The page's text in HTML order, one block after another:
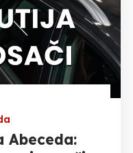
Abeceda: